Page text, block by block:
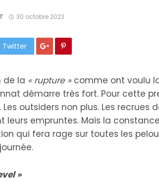
30 octobre 2023
Twitter
de la « rupture »comme ont voulu
démarre très fort. Pour cette
Les outsiders non plus. Les recrues
leurs empruntes. Mais la
qui fera rage sur toutes les
»